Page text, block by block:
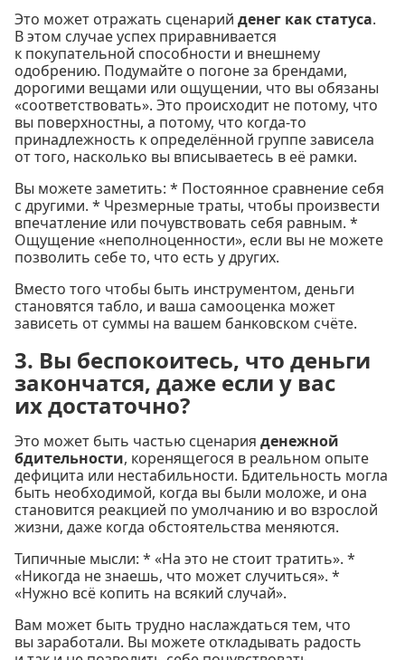
Это может отражать сценарий денег как статуса.
В этом случае успех приравнивается
к покупательной способности и внешнему
одобрению. Подумайте о погоне за брендами,
дорогими вещами или ощущении, что вы обязаны
«соответствовать». Это происходит не потому, что
вы поверхностны, а потому, что когда-то
принадлежность к определённой группе зависела
от того, насколько вы вписываетесь в её рамки.
Вы можете заметить: * Постоянное сравнение себя
с другими. * Чрезмерные траты, чтобы произвести
впечатление или почувствовать себя равным. *
Ощущение «неполноценности», если вы не можете
позволить себе то, что есть у других.
Вместо того чтобы быть инструментом, деньги
становятся табло, и ваша самооценка может
зависеть от суммы на вашем банковском счёте.
3. Вы беспокоитесь, что деньги
закончатся, даже если у вас
их достаточно?
Это может быть частью сценария денежной
бдительности, коренящегося в реальном опыте
дефицита или нестабильности. Бдительность могла
быть необходимой, когда вы были моложе, и она
становится реакцией по умолчанию и во взрослой
жизни, даже когда обстоятельства меняются.
Типичные мысли: * «На это не стоит тратить». *
«Никогда не знаешь, что может случиться». *
«Нужно всё копить на всякий случай».
Вам может быть трудно наслаждаться тем, что
вы заработали. Вы можете откладывать радость